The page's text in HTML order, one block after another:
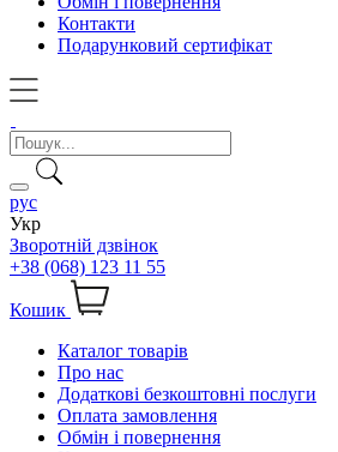
Контакти
Подарунковий сертифікат
рус
Укр
Зворотній дзвінок
+38 (068) 123 11 55
Кошик
Каталог товарів
Про нас
Додаткові безкоштовні послуги
Оплата замовлення
Обмін і повернення